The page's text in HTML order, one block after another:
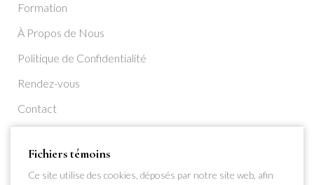
Formation
À Propos de Nous
Politique de Confidentialité
Rendez-vous
Contact
S’inscrire
Fichiers témoins
Ce site utilise des cookies, déposés par notre site web, afin